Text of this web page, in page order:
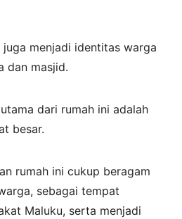
juga menjadi identitas warga
dan masjid.
dari rumah ini adalah
besar.
rumah ini cukup beragam
sebagai tempat
Maluku, serta menjadi